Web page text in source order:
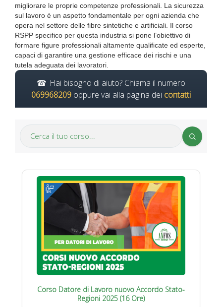
migliorare le proprie competenze professionali. La sicurezza
sul lavoro è un aspetto fondamentale per ogni azienda che
opera nel settore delle fibre sintetiche e artificiali. Il corso
RSPP specifico per questa industria si pone l’obiettivo di
formare figure professionali altamente qualificate ed esperte,
capaci di garantire una gestione efficace dei rischi e una
tutela adeguata dei lavoratori.
Hai bisogno di aiuto? Chiama il numero
069968209 oppure vai alla pagina dei contatti
Corso Datore di Lavoro nuovo Accordo Stato-
Regioni 2025 (16 Ore)